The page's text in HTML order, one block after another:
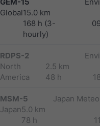
GEM-15
Global15.0 km
168 h (3-
hourly)
RDPS-2
North
America
2.5 km
48 h
MSM-5
Japan5.0 km
78 h
Japan